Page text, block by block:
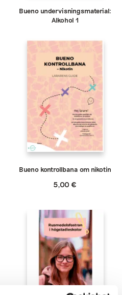
Bueno undervisningsmaterial:
Alkohol 1
Bueno kontrollbana om nikotin
5,00€